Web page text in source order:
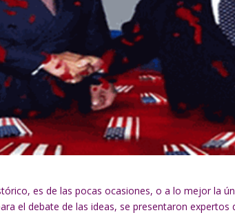
es de las pocas ocasiones, o a lo mejor la
el debate de las ideas, se presentaron